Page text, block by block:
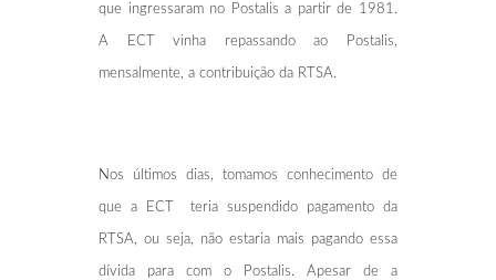
que ingressaram no Postalis a partir de 1981.
A ECT vinha repassando ao Postalis,
mensalmente, a contribuição da RTSA.
Nos últimos dias, tomamos conhecimento de
que a ECT teria suspendido pagamento da
RTSA, ou seja, não estaria mais pagando essa
dívida para com o Postalis. Apesar de a